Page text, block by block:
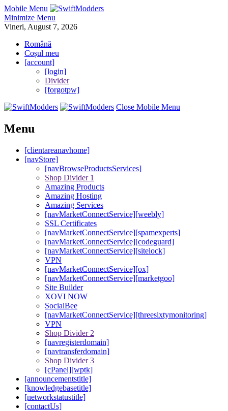
Mobile Menu
Minimize Menu
Vineri, August 7, 2026
Română
Coșul meu
[account]
[login]
Divider
[forgotpw]
Close Mobile Menu
Menu
[clientareanavhome]
[navStore]
[navBrowseProductsServices]
Shop Divider 1
Amazing Products
Amazing Hosting
Amazing Services
[navMarketConnectService][weebly]
SSL Certificates
[navMarketConnectService][spamexperts]
[navMarketConnectService][codeguard]
[navMarketConnectService][sitelock]
VPN
[navMarketConnectService][ox]
[navMarketConnectService][marketgoo]
Site Builder
XOVI NOW
SocialBee
[navMarketConnectService][threesixtymonitoring]
VPN
Shop Divider 2
[navregisterdomain]
[navtransferdomain]
Shop Divider 3
[cPanel][wptk]
[announcementstitle]
[knowledgebasetitle]
[networkstatustitle]
[contactUs]